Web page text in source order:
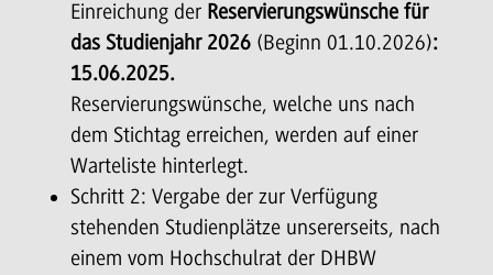
Einreichung der Reservierungswünsche für
das Studienjahr 2026 (Beginn 01.10.2026):
15.06.2025.
Reservierungswünsche, welche uns nach
dem Stichtag erreichen, werden auf einer
Warteliste hinterlegt.
Schritt 2: Vergabe der zur Verfügung
stehenden Studienplätze unsererseits, nach
einem vom Hochschulrat der DHBW